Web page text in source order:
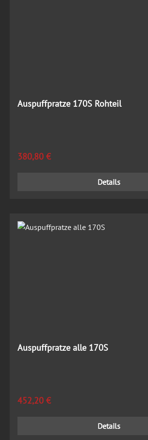
Auspuffpratze 170S Rohteil
Regulärer Preis:
380,80 €
Details
Auspuffpratze alle 170S
Regulärer Preis:
452,20 €
Details